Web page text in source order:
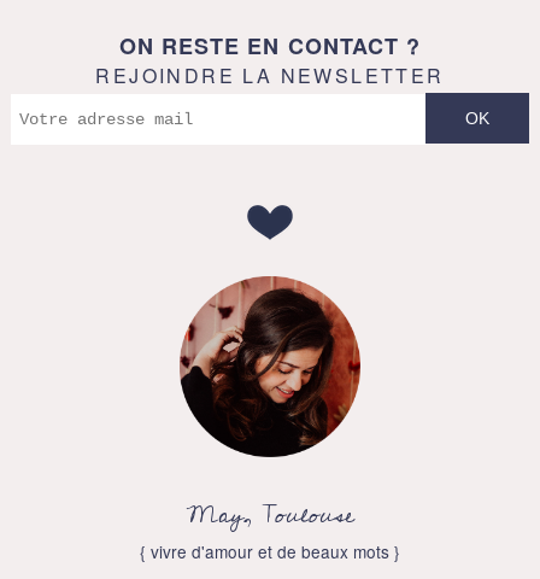
ON RESTE EN CONTACT ?
REJOINDRE LA NEWSLETTER
May, Toulouse
{ vivre d'amour et de beaux mots }